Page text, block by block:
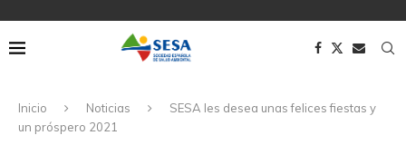
Inicio Noticias
SESA les desea unas felices fiestas y
un próspero 2021